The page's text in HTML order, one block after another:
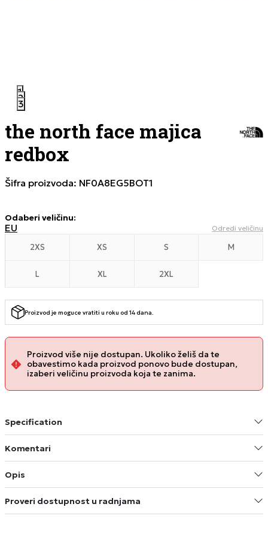
1
2
3
the north face majica
redbox
Šifra proizvoda: NF0A8EG5BOT1
Odaberi veličinu:
EU Odredi veličinu
2XS XS S M
L XL 2XL
Proizvod je moguce vratiti u roku od 14 dana.
Proizvod više nije dostupan. Ukoliko želiš da te
obavestimo kada proizvod ponovo bude dostupan,
izaberi veličinu proizvoda koja te zanima.
Specification
Komentari
Opis
Proveri dostupnost u radnjama